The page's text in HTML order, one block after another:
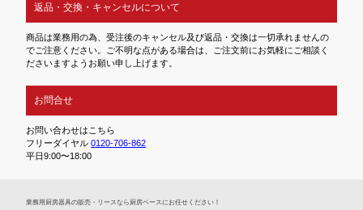
返品・交換・キャンセルについて
商品は業務用の為、受注後のキャンセル及び返品・交換は一切承れませんの
でご注意ください。ご不明な点がある場合は、ご注文前にお気軽にご相談く
ださいますようお願い申し上げます。
お問合せ
お問い合わせはこちら
フリーダイヤル0120-706-862
平日9:00〜18:00
業務⽤厨房器具の販売・リースなら厨房ベースにお任せください！